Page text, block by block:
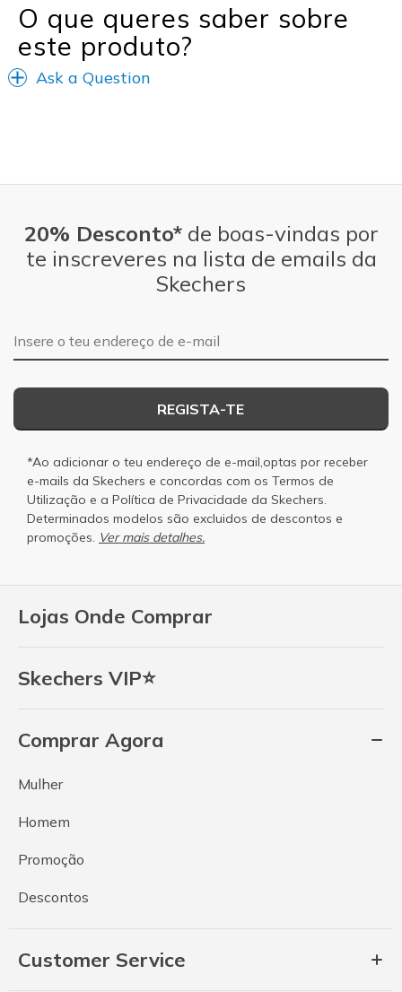
O que queres saber sobre
este produto?
Ask a Question
Lojas Onde Comprar
Skechers VIP⭐
Comprar Agora
Mulher
Homem
Promoção
Descontos
Customer Service
20% Desconto*de boas-vindas por
te inscreveres na lista de emails da
Skechers
Endereço de e-mail
REGISTA-TE
*Ao adicionar o teu endereço de e-mail,optas por receber
e-mails da Skechers e concordas com os Termos de
Utilização e a Política de Privacidade da Skechers.
Determinados modelos são excluidos de descontos e
promoções. Ver mais detalhes.